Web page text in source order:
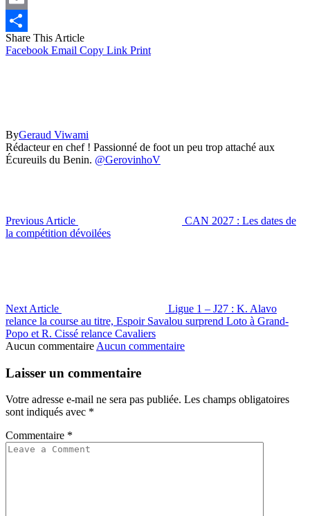
Email
Partager
Share This Article
Facebook Email Copy Link Print
ByGeraud Viwami
Rédacteur en chef ! Passionné de foot un peu trop attaché aux
Écureuils du Benin. @GerovinhoV
Previous Article
CAN 2027 : Les dates de
la compétition dévoilées
Next Article
Ligue 1 – J27 : K. Alavo
relance la course au titre, Espoir Savalou surprend Loto à Grand-
Popo et R. Cissé relance Cavaliers
Aucun commentaire Aucun commentaire
Laisser un commentaire
Votre adresse e-mail ne sera pas publiée. Les champs obligatoires
sont indiqués avec *
Commentaire *